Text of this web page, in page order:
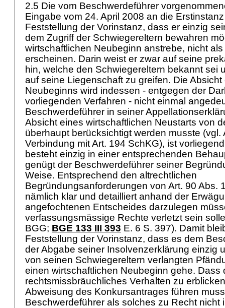
2.5 Die vom Beschwerdeführer
Eingabe vom 24. April 2008 an die
Feststellung der Vorinstanz, dass er einzig
dem Zugriff der Schwiegereltern bewahren
wirtschaftlichen Neubeginn anstrebe, nicht
erscheinen. Darin weist er zwar auf seine
hin, welche den Schwiegereltern bekannt sei
auf seine Liegenschaft zu greifen. Die
Neubeginns wird indessen - entgegen der
vorliegenden Verfahren - nicht einmal
Beschwerdeführer in seiner
Absicht eines wirtschaftlichen Neustarts von
überhaupt berücksichtigt werden musste (vgl.
Verbindung mitArt. 194 SchKG), ist
besteht einzig in einer entsprechenden
genügt der Beschwerdeführer seiner
Weise. Entsprechend den altrechtlichen
Begründungsanforderungen von Art. 90 Abs.
nämlich klar und detailliert anhand der
angefochtenen Entscheides darzulegen
verfassungsmässige Rechte verletzt sein
BGG; BGE 133 III 393 E. 6 S. 397). Damit
Feststellung der Vorinstanz, dass es dem
der Abgabe seiner Insolvenzerklärung einzig
von seinen Schwiegereltern verlangten
einen wirtschaftlichen Neubeginn gehe. Dass
rechtsmissbräuchliches Verhalten zu
Abweisung des Konkursantrages führen
Beschwerdeführer als solches zu Recht nicht